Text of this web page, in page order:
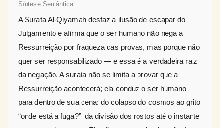
Síntese Semântica
A Surata Al-Qiyamah desfaz a ilusão de escapar do
Julgamento e afirma que o ser humano não nega a
Ressurreição por fraqueza das provas, mas porque não
quer ser responsabilizado — e essa é a verdadeira raiz
da negação. A surata não se limita a provar que a
Ressurreição acontecerá; ela conduz o ser humano
para dentro de sua cena: do colapso do cosmos ao grito
“onde está a fuga?”, da divisão dos rostos até o instante